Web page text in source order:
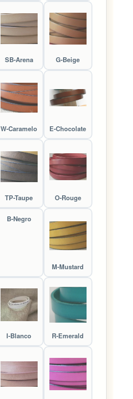
SB-Arena G-Beige
W-Caramelo E-Chocolate
TP-Taupe O-Rouge
B-Negro
M-Mustard
I-Blanco R-Emerald